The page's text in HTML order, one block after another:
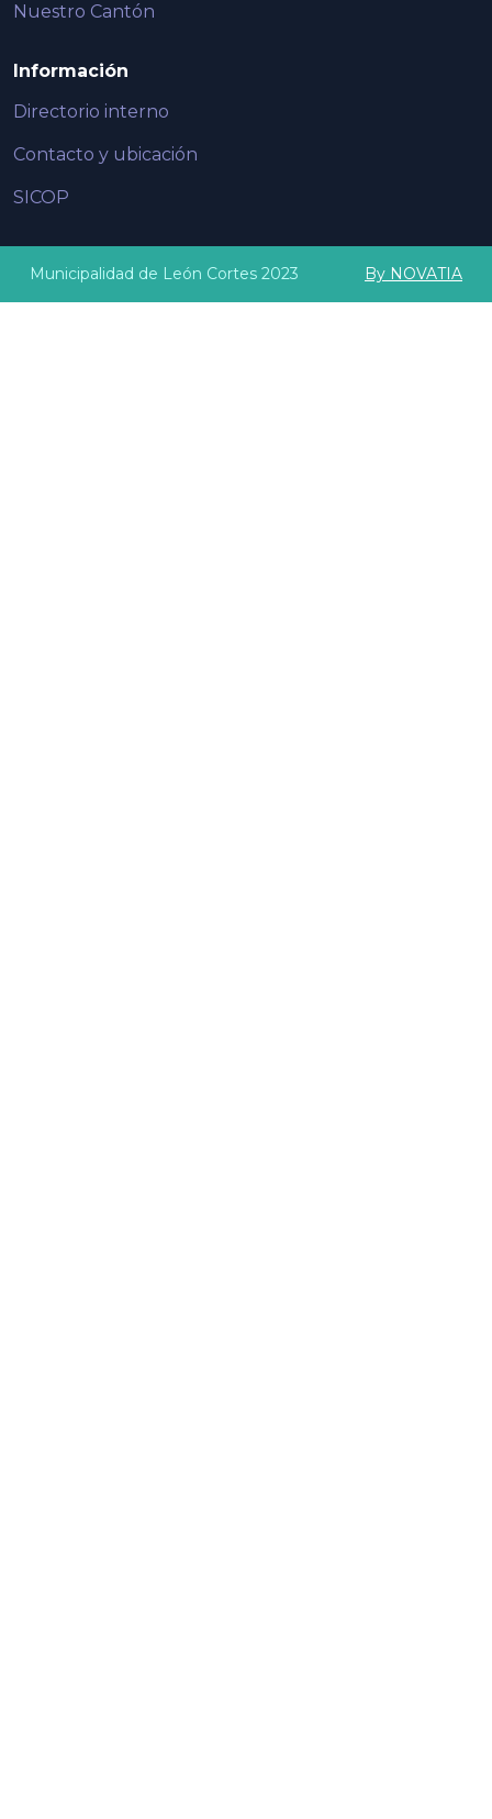
Nuestro Cantón
Información
Directorio interno
Contacto y ubicación
SICOP
Municipalidad de León Cortes 2023 By NOVATIA